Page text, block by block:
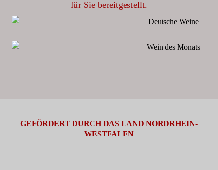
für Sie bereitgestellt.
GEFÖRDERT DURCH DAS LAND NORDRHEIN-
WESTFALEN